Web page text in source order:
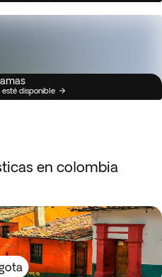
disponible
en colombia